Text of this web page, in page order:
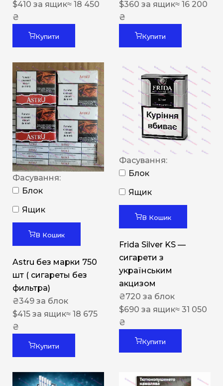
$410 за ящик≈ 18 450
₴
Купити
$360 за ящик≈ 16 200
₴
Купити
Фасування:
Блок
Ящик
В Кошик
Astru без марки 750
шт ( сигареты без
фильтра)
₴349 за блок
$415 за ящик≈ 18 675
₴
Купити
Фасування:
Блок
Ящик
В Кошик
Frida Silver KS —
сигарети з
українським
акцизом
₴720 за блок
$690 за ящик≈ 31 050
₴
Купити